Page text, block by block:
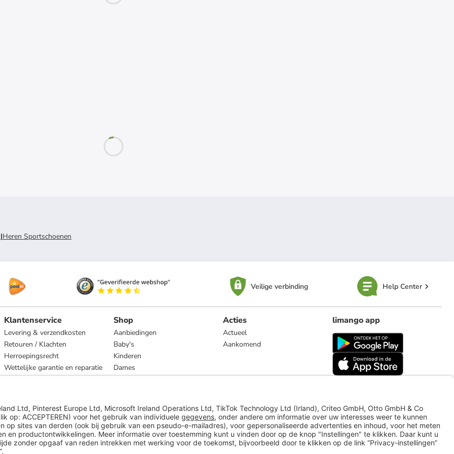
|Heren Sportschoenen
Veilige verbinding Help Center
Klantenservice
Levering & verzendkosten
Retouren / Klachten
Herroepingsrecht
Wettelijke garantie en reparatie
Shop
Aanbiedingen
Baby's
Kinderen
Dames
Heren
Acties
Actueel
Aankomend
limango app
limango.de limango.pl